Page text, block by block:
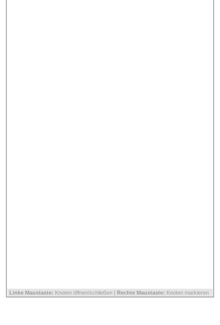
Linke Maustaste: Knoten öffnen/schließen | Rechte Maustaste: Knoten markieren